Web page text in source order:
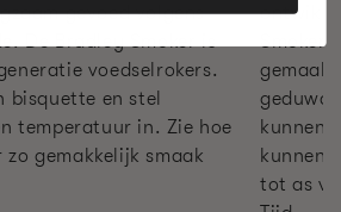
gevoed volgens
De Bradley Smoker is
voedselrokers.
bisquette en stel
temperatuur in. Zie hoe
zo gemakkelijk smaak
kunnen
kunnen
tot as